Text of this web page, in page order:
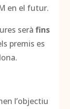
en el futur.
seràfins
premis es
l’objectiu